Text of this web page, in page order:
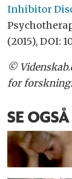
Inhibitor
(2015), DOI:
©
for
SE OGSÅ